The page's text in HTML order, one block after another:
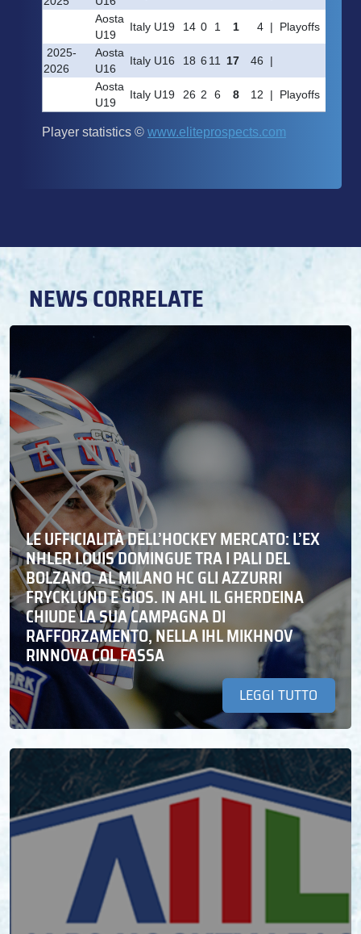
NEWS CORRELATE
LE UFFICIALITÀ DELL’HOCKEY MERCATO: L’EX
NHLER LOUIS DOMINGUE TRA I PALI DEL
BOLZANO. AL MILANO HC GLI AZZURRI
FRYCKLUND E GIOS. IN AHL IL GHERDEINA
CHIUDE LA SUA CAMPAGNA DI
RAFFORZAMENTO, NELLA IHL MIKHNOV
RINNOVA COL FASSA
LEGGI TUTTO